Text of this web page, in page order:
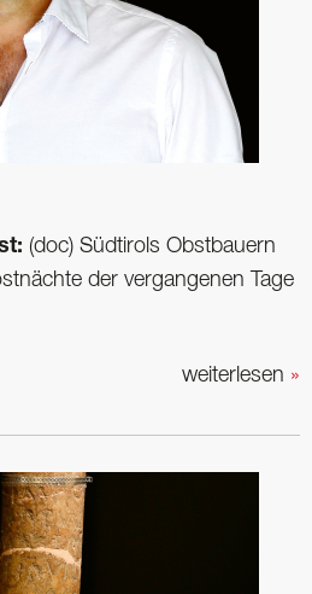
(doc) Südtirols Obstbauern
der vergangenen Tage
weiterlesen »